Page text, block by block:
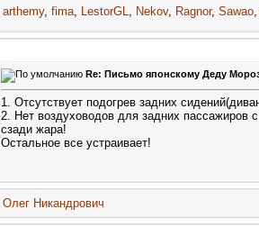
arthemy, fima, LestorGL, Nekov, Ragnor, Sawao,
Re: Письмо японскому Деду
1. Отсутствует подогрев задних
2. Нет воздуховодов для задних пассажиров
сзади жара!
Остальное все устраивает!
Олег Никандрович